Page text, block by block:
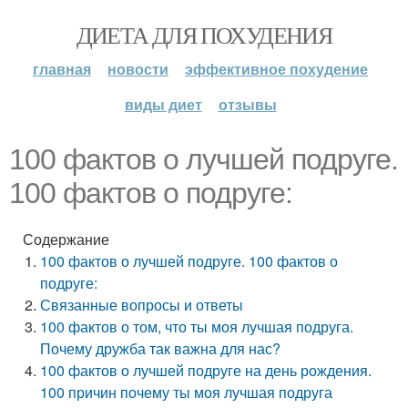
ДИЕТА ДЛЯ ПОХУДЕНИЯ
главная новости
эффективное похудение
виды диет
отзывы
100 фактов о лучшей подруге.
100 фактов о подруге:
Содержание
100 фактов о лучшей подруге. 100 фактов о
подруге:
Связанные вопросы и ответы
100 фактов о том, что ты моя лучшая подруга.
Почему дружба так важна для нас?
100 фактов о лучшей подруге на день рождения.
100 причин почему ты моя лучшая подруга